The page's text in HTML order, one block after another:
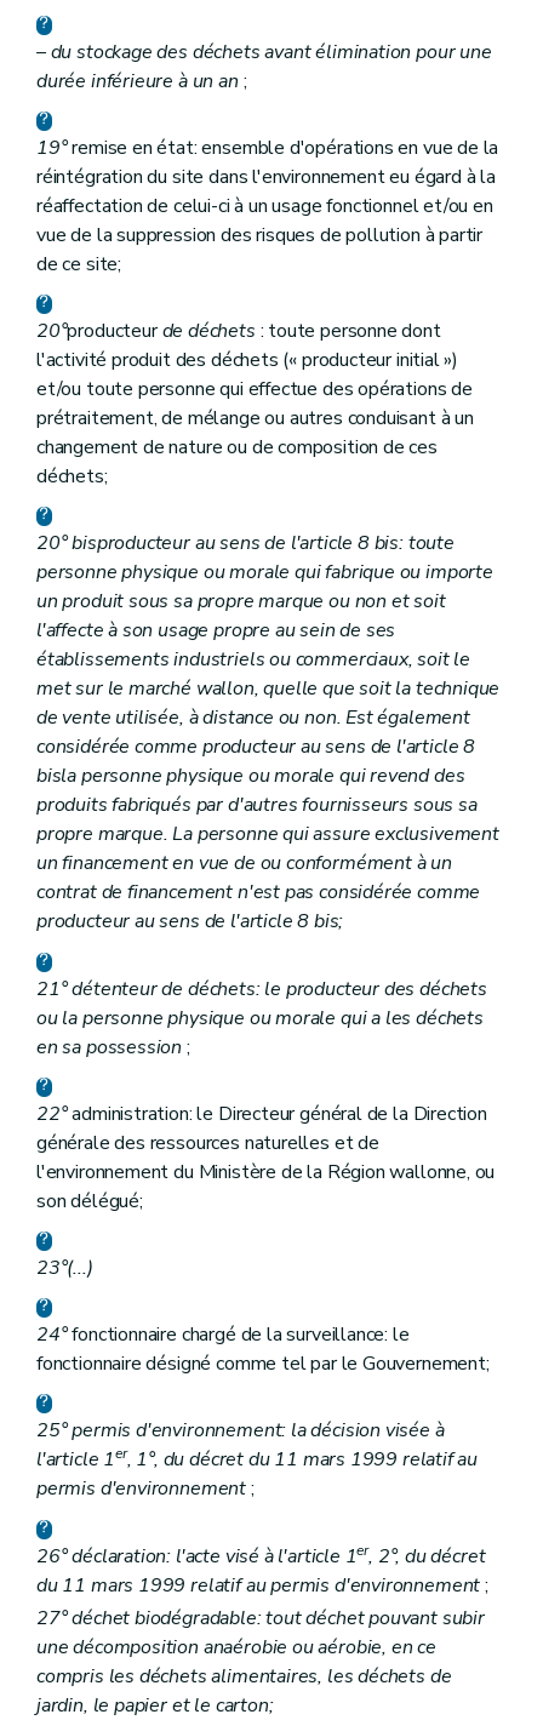
– du stockage des déchets avant élimination pour une
durée inférieure à un an ;
19°remise en état: ensemble d'opérations en vue de la
réintégration du site dans l'environnement eu égard à la
réaffectation de celui-ci à un usage fonctionnel et/ou en
vue de la suppression des risques de pollution à partir
de ce site;
20°producteurde déchets : toute personne dont
l'activité produit des déchets (« producteur initial »)
et/ou toute personne qui effectue des opérations de
prétraitement, de mélange ou autres conduisant à un
changement de nature ou de composition de ces
déchets;
20°bisproducteur au sens de l'article 8bis: toute
personne physique ou morale qui fabrique ou importe
un produit sous sa propre marque ou non et soit
l'affecte à son usage propre au sein de ses
établissements industriels ou commerciaux, soit le
met sur le marché wallon, quelle que soit la technique
de vente utilisée, à distance ou non. Est également
considérée comme producteur au sens de l'article 8
bisla personne physique ou morale qui revend des
produits fabriqués par d'autres fournisseurs sous sa
propre marque. La personne qui assure exclusivement
un financement en vue de ou conformément à un
contrat de financement n'est pas considérée comme
producteur au sens de l'article 8bis;
21° détenteur de déchets: le producteur des déchets
ou la personne physique ou morale qui a les déchets
en sa possession ;
22°administration: le Directeur général de la Direction
générale des ressources naturelles et de
l'environnement du Ministère de la Région wallonne, ou
son délégué;
23°(...)
24°fonctionnaire chargé de la surveillance: le
fonctionnaire désigné comme tel par le Gouvernement;
25° permis d'environnement: la décision visée à
l'article 1er, 1°, du décret du 11 mars 1999 relatif au
permis d'environnement;
26° déclaration: l'acte visé à l'article 1er, 2°, du décret
du 11 mars 1999 relatif au permis d'environnement;
27° déchet biodégradable: tout déchet pouvant subir
une décomposition anaérobie ou aérobie, en ce
compris les déchets alimentaires, les déchets de
jardin, le papier et le carton;